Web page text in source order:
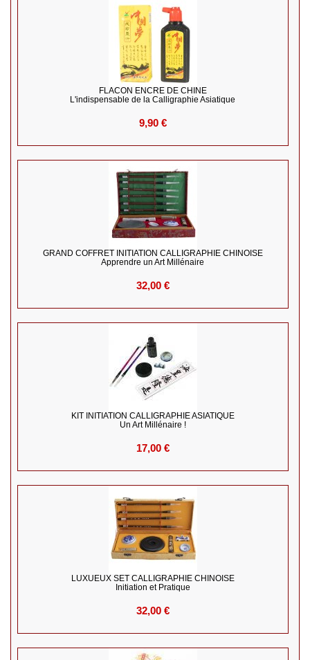
FLACON ENCRE DE CHINE
L'indispensable de la Calligraphie Asiatique
9,90 €
GRAND COFFRET INITIATION CALLIGRAPHIE CHINOISE
Apprendre un Art Millénaire
32,00 €
KIT INITIATION CALLIGRAPHIE ASIATIQUE
Un Art Millénaire !
17,00 €
LUXUEUX SET CALLIGRAPHIE CHINOISE
Initiation et Pratique
32,00 €